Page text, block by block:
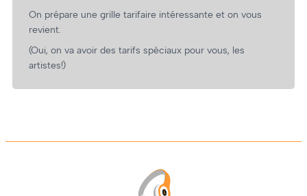
On prépare une grille tarifaire intéressante et on vous
revient.
(Oui, on va avoir des tarifs spéciaux pour vous, les
artistes!)